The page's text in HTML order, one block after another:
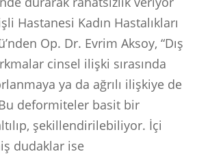
Hastanesi Kadın Hastalıkları
Op. Dr. Evrim Aksoy, “Dış
cinsel ilişki sırasında
ya da ağrılı ilişkiye de
deformiteler basit bir
şekillendirilebiliyor. İçi
dudaklar ise